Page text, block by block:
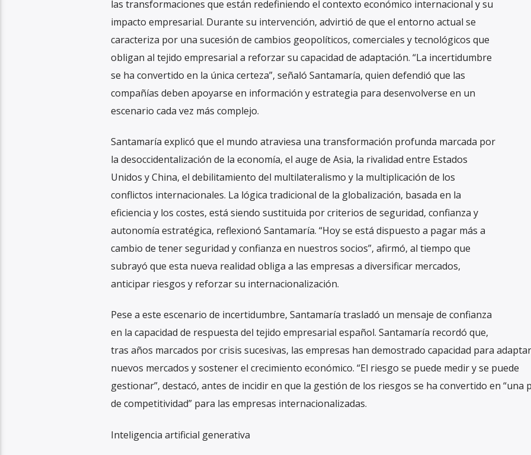
las transformaciones que están redefiniendo el contexto económico internacional y su
impacto empresarial. Durante su intervención, advirtió de que el entorno actual se
caracteriza por una sucesión de cambios geopolíticos, comerciales y tecnológicos que
obligan al tejido empresarial a reforzar su capacidad de adaptación. “La incertidumbre
se ha convertido en la única certeza”, señaló Santamaría, quien defendió que las
compañías deben apoyarse en información y estrategia para desenvolverse en un
escenario cada vez más complejo.
Santamaría explicó que el mundo atraviesa una transformación profunda marcada por
la desoccidentalización de la economía, el auge de Asia, la rivalidad entre Estados
Unidos y China, el debilitamiento del multilateralismo y la multiplicación de los
conflictos internacionales. La lógica tradicional de la globalización, basada en la
eficiencia y los costes, está siendo sustituida por criterios de seguridad, confianza y
autonomía estratégica, reflexionó Santamaría. “Hoy se está dispuesto a pagar más a
cambio de tener seguridad y confianza en nuestros socios”, afirmó, al tiempo que
subrayó que esta nueva realidad obliga a las empresas a diversificar mercados,
anticipar riesgos y reforzar su internacionalización.
Pese a este escenario de incertidumbre, Santamaría trasladó un mensaje de confianza
en la capacidad de respuesta del tejido empresarial español. Santamaría recordó que,
tras años marcados por crisis sucesivas, las empresas han demostrado capacidad para
nuevos mercados y sostener el crecimiento económico. “El riesgo se puede medir y se puede
gestionar”, destacó, antes de incidir en que la gestión de los riesgos se ha convertido en “una
de competitividad” para las empresas internacionalizadas.
Inteligencia artificial generativa